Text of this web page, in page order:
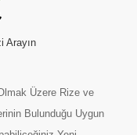
Arayın
Üzere Rize ve
Bulunduğu Uygun